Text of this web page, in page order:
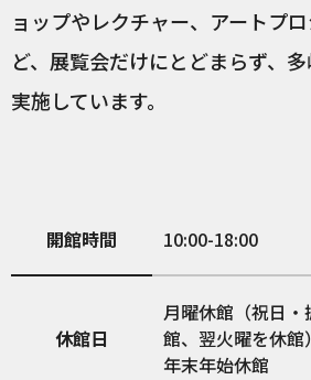
ョップやレクチャー、アートプ
ど、展覧会だけにとどまらず、
実施しています。
開館時間 10:00-18:00
休館日
月曜休館（祝日
館、翌火曜を休館）
年末年始休館